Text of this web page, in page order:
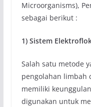
Microorganisms),
sebagai berikut :
1) Sistem
Salah satu metode
pengolahan limbah
memiliki
digunakan untuk